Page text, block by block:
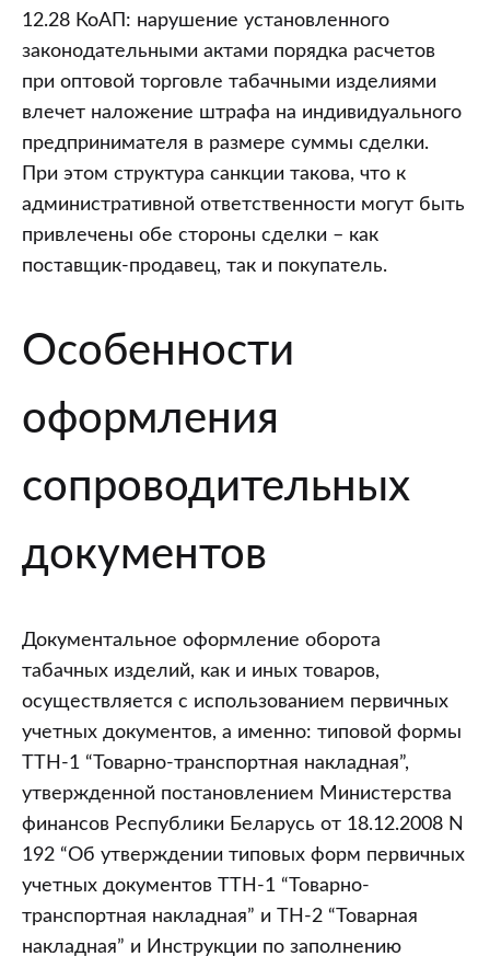
12.28 КоАП: нарушение установленного
законодательными актами порядка расчетов
при оптовой торговле табачными изделиями
влечет наложение штрафа на индивидуального
предпринимателя в размере суммы сделки.
При этом структура санкции такова, что к
административной ответственности могут быть
привлечены обе стороны сделки – как
поставщик-продавец, так и покупатель.
Особенности
оформления
сопроводительных
документов
Документальное оформление оборота
табачных изделий, как и иных товаров,
осуществляется с использованием первичных
учетных документов, а именно: типовой формы
ТТН-1 “Товарно-транспортная накладная”,
утвержденной постановлением Министерства
финансов Республики Беларусь от 18.12.2008 N
192 “Об утверждении типовых форм первичных
учетных документов ТТН-1 “Товарно-
транспортная накладная” и ТН-2 “Товарная
накладная” и Инструкции по заполнению